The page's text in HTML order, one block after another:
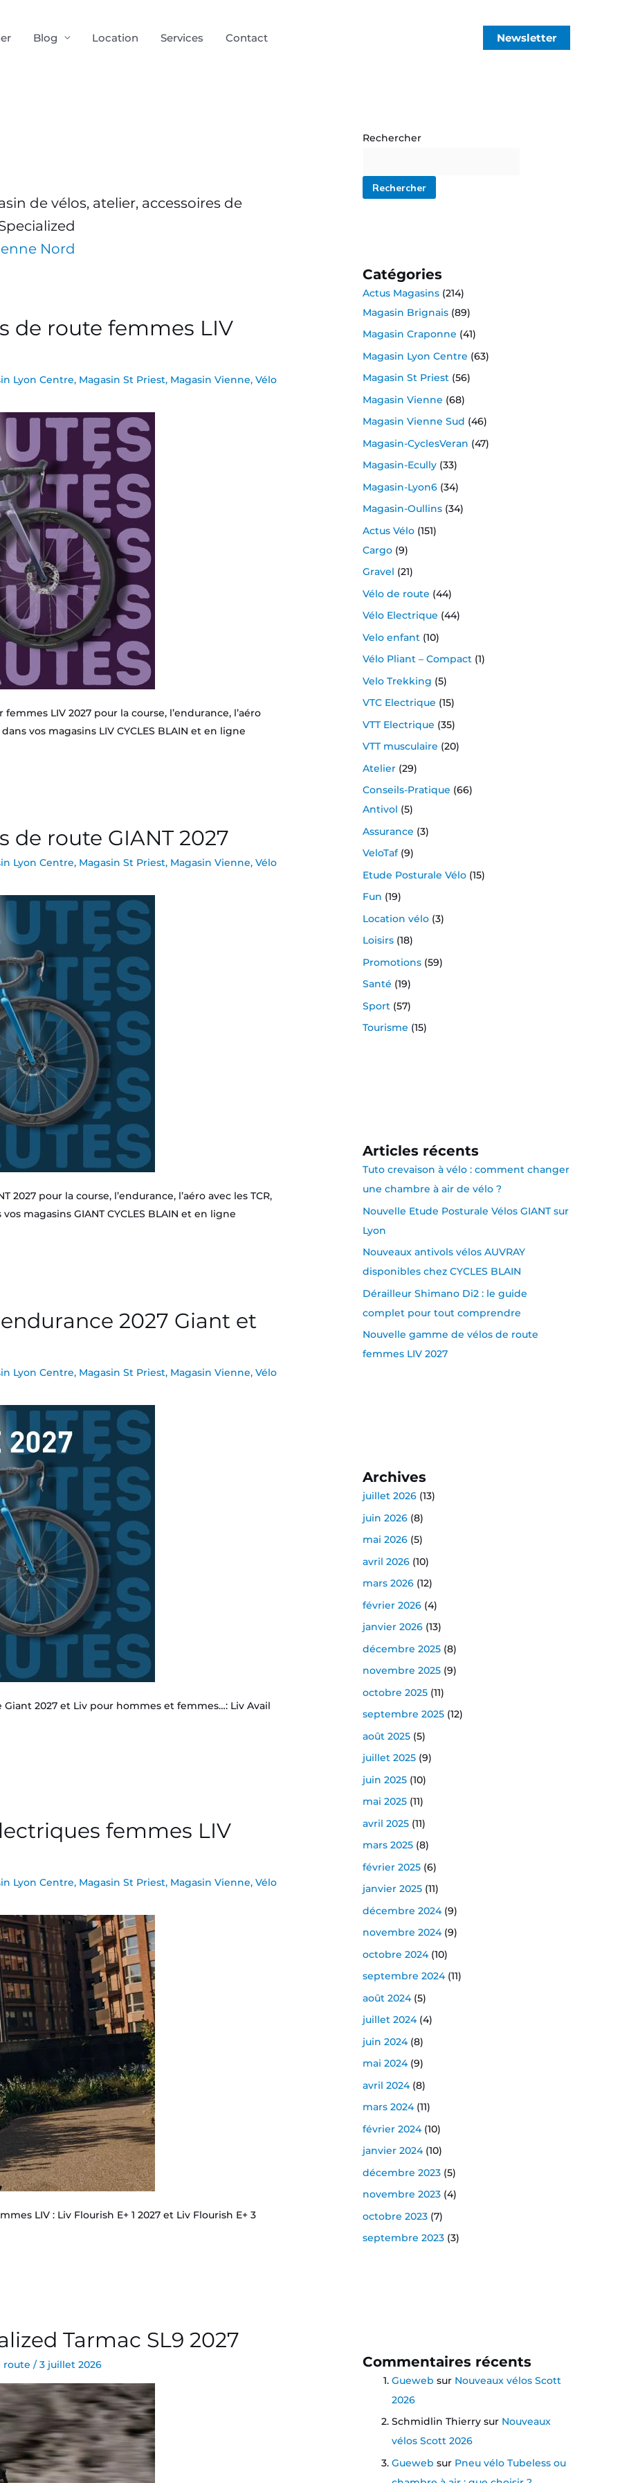
Blog Location Services Contact Newsletter
de vélos, atelier, accessoires de
Nord
de route femmes LIV
Lyon Centre, Magasin St Priest, Magasin Vienne, Vélo
LIV 2027 pour la course, l’endurance, l’aéro
vos magasins LIV CYCLES BLAIN et en ligne
de route GIANT 2027
Lyon Centre, Magasin St Priest, Magasin Vienne, Vélo
pour la course, l’endurance, l’aéro avec les TCR,
magasins GIANT CYCLES BLAIN et en ligne
2027 Giant et
Lyon Centre, Magasin St Priest, Magasin Vienne, Vélo
2027 et Liv pour hommes et femmes…: Liv Avail
femmes LIV
Lyon Centre, Magasin St Priest, Magasin Vienne, Vélo
LIV : Liv Flourish E+ 1 2027 et Liv Flourish E+ 3
Tarmac SL9 2027
route /3 juillet 2026
Rechercher
Rechercher
Catégories
Actus Magasins (214)
Magasin Brignais (89)
Magasin Craponne (41)
Magasin Lyon Centre (63)
Magasin St Priest (56)
Magasin Vienne (68)
Magasin Vienne Sud (46)
Magasin-CyclesVeran (47)
Magasin-Ecully (33)
Magasin-Lyon6 (34)
Magasin-Oullins (34)
Actus Vélo (151)
Cargo (9)
Gravel (21)
Vélo de route (44)
Vélo Electrique (44)
Velo enfant (10)
Vélo Pliant – Compact (1)
Velo Trekking (5)
VTC Electrique (15)
VTT Electrique (35)
VTT musculaire (20)
Atelier (29)
Conseils-Pratique (66)
Antivol (5)
Assurance (3)
VeloTaf(9)
Etude Posturale Vélo (15)
Fun (19)
Location vélo (3)
Loisirs (18)
Promotions (59)
Santé (19)
Sport (57)
Tourisme (15)
Articles récents
Tuto crevaison à vélo : comment changer
une chambre à air de vélo ?
Nouvelle Etude Posturale Vélos GIANT sur
Lyon
Nouveaux antivols vélos AUVRAY
disponibles chez CYCLES BLAIN
Dérailleur Shimano Di2 : le guide
complet pour tout comprendre
Nouvelle gamme de vélos de route
femmes LIV 2027
Archives
juillet 2026 (13)
juin 2026 (8)
mai 2026 (5)
avril 2026 (10)
mars 2026 (12)
février 2026 (4)
janvier 2026 (13)
décembre 2025 (8)
novembre 2025 (9)
octobre 2025 (11)
septembre 2025 (12)
août 2025 (5)
juillet 2025 (9)
juin 2025 (10)
mai 2025 (11)
avril 2025 (11)
mars 2025 (8)
février 2025 (6)
janvier 2025 (11)
décembre 2024(9)
novembre 2024(9)
octobre 2024(10)
septembre 2024(11)
août 2024(5)
juillet 2024(4)
juin 2024(8)
mai 2024(9)
avril 2024(8)
mars 2024(11)
février 2024(10)
janvier 2024(10)
décembre 2023 (5)
novembre 2023 (4)
octobre 2023 (7)
septembre 2023 (3)
Commentaires récents
Gueweb sur Nouveaux vélos Scott
2026
Schmidlin Thierry sur Nouveaux
vélos Scott 2026
Gueweb sur Pneu vélo Tubeless ou